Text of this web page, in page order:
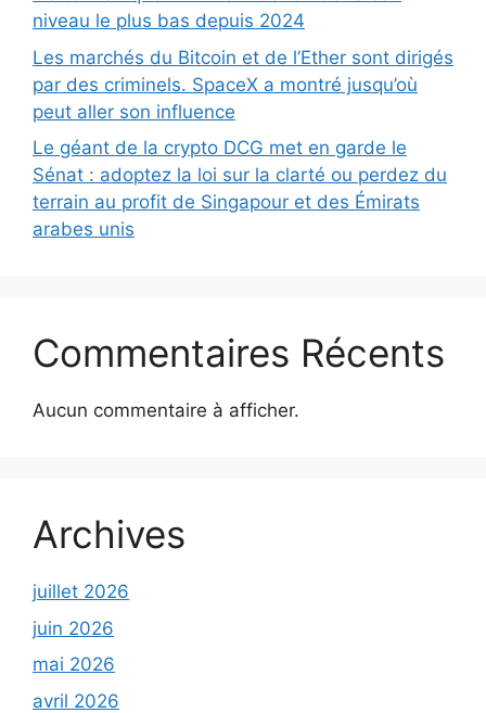
niveau le plus bas depuis 2024
Les marchés du Bitcoin et de l’Ether sont dirigés
par des criminels. SpaceX a montré jusqu’où
peut aller son influence
Le géant de la crypto DCG met en garde le
Sénat : adoptez la loi sur la clarté ou perdez du
terrain au profit de Singapour et des Émirats
arabes unis
Commentaires Récents
Aucun commentaire à afficher.
Archives
juillet 2026
juin 2026
mai 2026
avril 2026